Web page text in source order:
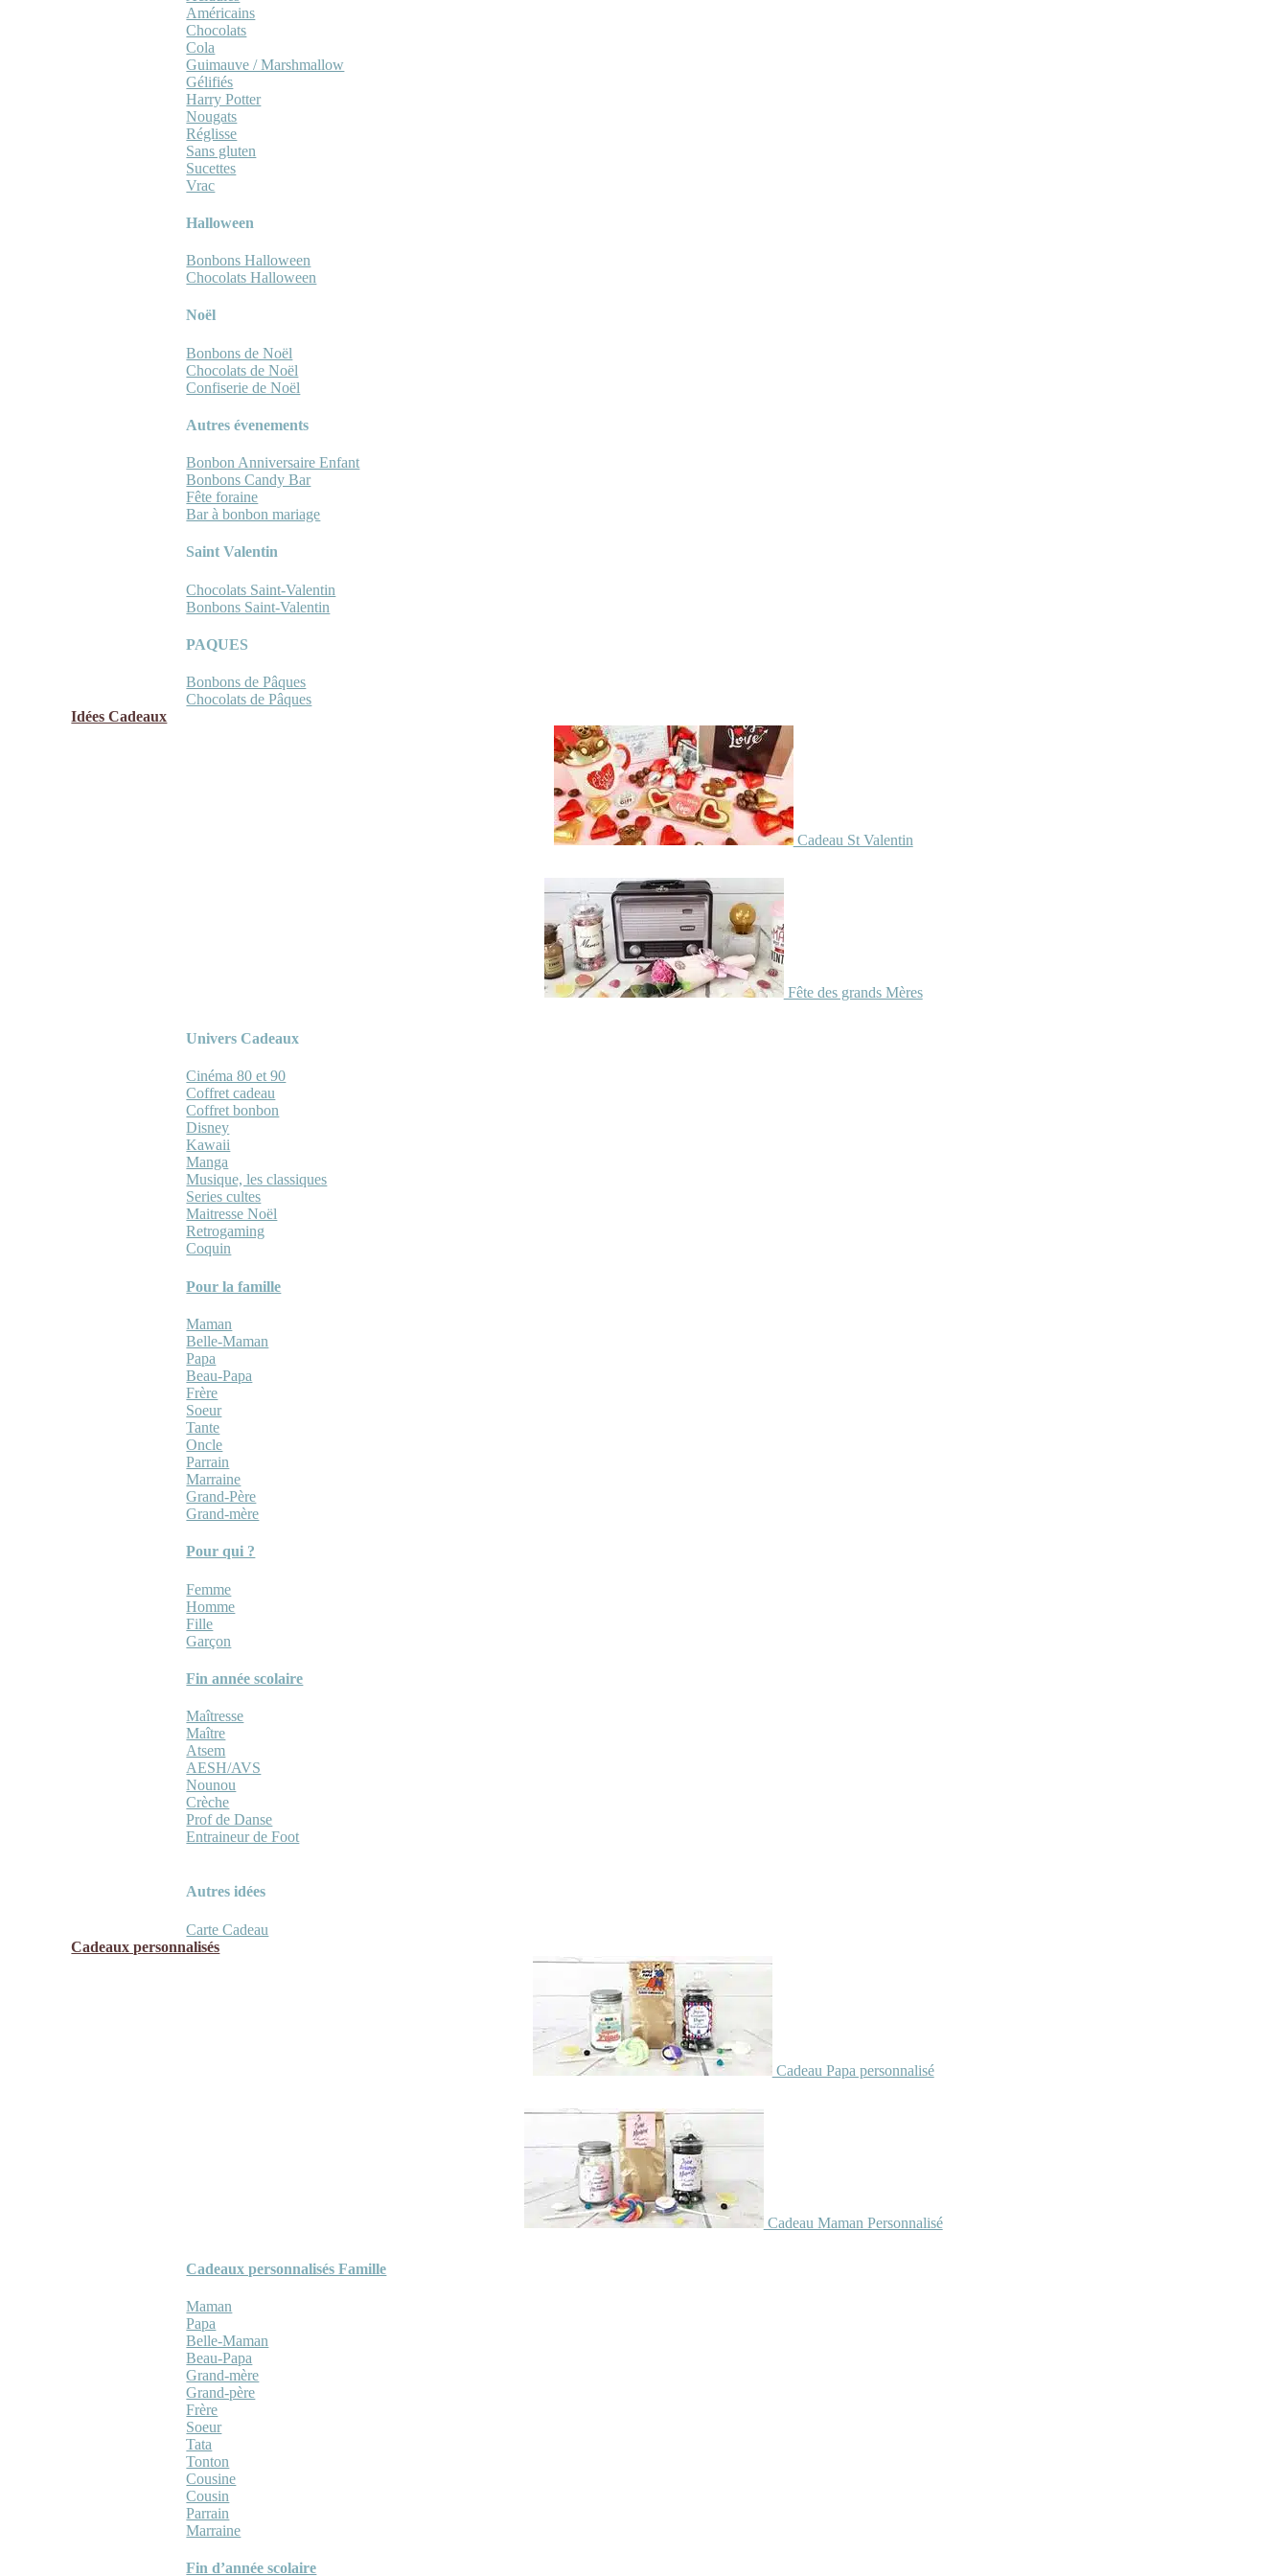
Américains
Chocolats
Cola
Guimauve / Marshmallow
Gélifiés
Harry Potter
Nougats
Réglisse
Sans gluten
Sucettes
Vrac
Halloween
Bonbons Halloween
Chocolats Halloween
Noël
Bonbons de Noël
Chocolats de Noël
Confiserie de Noël
Autres évenements
Bonbon Anniversaire Enfant
Bonbons Candy Bar
Fête foraine
Bar à bonbon mariage
Saint Valentin
Chocolats Saint-Valentin
Bonbons Saint-Valentin
PAQUES
Bonbons de Pâques
Chocolats de Pâques
Idées Cadeaux
Cadeau St Valentin
Fête des grands Mères
Univers Cadeaux
Cinéma 80 et 90
Coffret cadeau
Coffret bonbon
Disney
Kawaii
Manga
Musique, les classiques
Series cultes
Maitresse Noël
Retrogaming
Coquin
Pour la famille
Maman
Belle-Maman
Papa
Beau-Papa
Frère
Soeur
Tante
Oncle
Parrain
Marraine
Grand-Père
Grand-mère
Pour qui ?
Femme
Homme
Fille
Garçon
Fin année scolaire
Maîtresse
Maître
Atsem
AESH/AVS
Nounou
Crèche
Prof de Danse
Entraineur de Foot
Autres idées
Carte Cadeau
Cadeaux personnalisés
Cadeau Papa personnalisé
Cadeau Maman Personnalisé
Cadeaux personnalisés Famille
Maman
Papa
Belle-Maman
Beau-Papa
Grand-mère
Grand-père
Frère
Soeur
Tata
Tonton
Cousine
Cousin
Parrain
Marraine
Fin d’année scolaire